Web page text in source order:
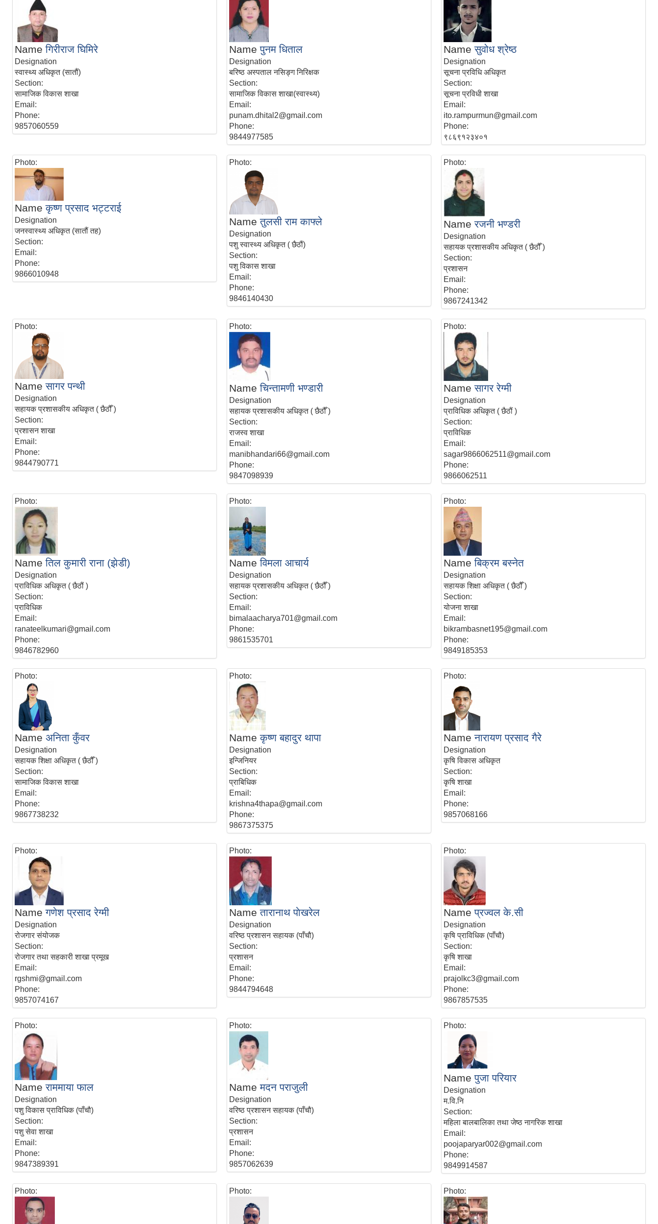
Name गिरीराज घिमिरे
Designation
स्वास्थ्य अधिकृत (सातौं)
Section:
सामाजिक विकास शाखा
Email:
Phone:
9857060559
Name पुनम धिताल
Designation
बरिष्ठ अस्पताल नसिङ्ग निरिक्षक
Section:
सामाजिक विकास शाखा(स्वास्थ्य)
Email:
punam.dhital2@gmail.com
Phone:
9844977585
Name सुवोध श्रेष्ठ
Designation
सूचना प्रविधि अधिकृत
Section:
सूचना प्रविधी शाखा
Email:
ito.rampurmun@gmail.com
Phone:
९८६९१२३४०१
Photo:
Name कृष्ण प्रसाद भट्टराई
Designation
जनस्वास्थ्य अधिकृत (सातौं तह)
Section:
Email:
Phone:
9866010948
Photo:
Name तुलसी राम काफ्ले
Designation
पशु स्वास्थ्य अधिकृत ( छैठौं)
Section:
पशु विकास शाखा
Email:
Phone:
9846140430
Photo:
Name रजनी भण्डरी
Designation
सहायक प्रशासकीय अधिकृत ( छैठौँ )
Section:
प्रशासन
Email:
Phone:
9867241342
Photo:
Name सागर पन्थी
Designation
सहायक प्रशासकीय अधिकृत ( छैठौँ )
Section:
प्रशासन शाखा
Email:
Phone:
9844790771
Photo:
Name चिन्तामणी भण्डारी
Designation
सहायक प्रशासकीय अधिकृत ( छैठौँ )
Section:
राजस्व शाखा
Email:
manibhandari66@gmail.com
Phone:
9847098939
Photo:
Name सागर रेग्मी
Designation
प्राविधिक अधिकृत ( छैठौं )
Section:
प्राविधिक
Email:
sagar9866062511@gmail.com
Phone:
9866062511
Photo:
Name तिल कुमारी राना (झेडी)
Designation
प्राविधिक अधिकृत ( छैठौं )
Section:
प्राविधिक
Email:
ranateelkumari@gmail.com
Phone:
9846782960
Photo:
Name विमला आचार्य
Designation
सहायक प्रशासकीय अधिकृत ( छैठौँ )
Section:
Email:
bimalaacharya701@gmail.com
Phone:
9861535701
Photo:
Name बिक्रम बस्‍नेत
Designation
सहायक शिक्षा अधिकृत ( छैठौँ )
Section:
योजना शाखा
Email:
bikrambasnet195@gmail.com
Phone:
9849185353
Photo:
Name अनिता कुँवर
Designation
सहायक शिक्षा अधिकृत ( छैठौँ )
Section:
सामाजिक विकास शाखा
Email:
Phone:
9867738232
Photo:
Name कृष्ण बहादुर थापा
Designation
इन्जिनियर
Section:
प्राबिधिक
Email:
krishna4thapa@gmail.com
Phone:
9867375375
Photo:
Name नारायण प्रसाद गैरे
Designation
कृषि विकास अधिकृत
Section:
कृषि शाखा
Email:
Phone:
9857068166
Photo:
Name गणेश प्रसाद रेग्मी
Designation
रोजगार संयोजक
Section:
रोजगार तथा सहकारी शाखा प्रमूख
Email:
rgshmi@gmail.com
Phone:
9857074167
Photo:
Name तारानाथ पाेखरेल
Designation
वरिष्ठ प्रशासन सहायक (पाँचौ)
Section:
प्रशासन
Email:
Phone:
9844794648
Photo:
Name प्रज्वल के.सी
Designation
कृषि प्राविधिक (पाँचौ)
Section:
कृषि शाखा
Email:
prajolkc3@gmail.com
Phone:
9867857535
Photo:
Name राममाया फाल
Designation
पशु विकास प्राविधिक (पाँचौ)
Section:
पशु सेवा शाखा
Email:
Phone:
9847389391
Photo:
Name मदन पराजुली
Designation
वरिष्ठ प्रशासन सहायक (पाँचौ)
Section:
प्रशासन
Email:
Phone:
9857062639
Photo:
Name पुजा परियार
Designation
म.वि.नि
Section:
महिला बालबालिका तथा जेष्ठ नागरिक शाखा
Email:
poojaparyar002@gmail.com
Phone:
9849914587
Photo: Photo: Photo: